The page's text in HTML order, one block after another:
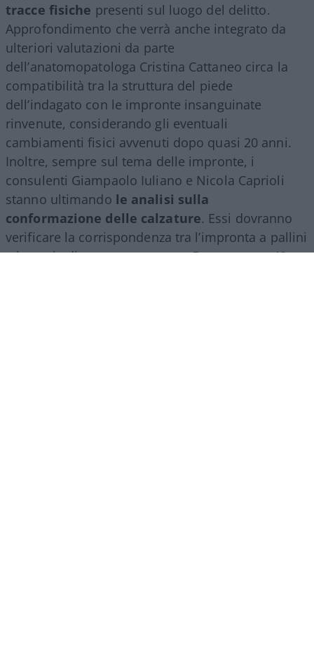
tracce fisiche presenti sul luogo del delitto.
Approfondimento che verrà anche integrato da
ulteriori valutazioni da parte
dell’anatomopatologa Cristina Cattaneo circa la
compatibilità tra la struttura del piede
dell’indagato con le impronte insanguinate
rinvenute, considerando gli eventuali
cambiamenti fisici avvenuti dopo quasi 20 anni.
Inoltre, sempre sul tema delle impronte, i
consulenti Giampaolo Iuliano e Nicola Caprioli
stanno ultimando le analisi sulla
conformazione delle calzature. Essi dovranno
verificare la corrispondenza tra l’impronta a pallini
e la suola di una scarpa marca Frau numero 42.